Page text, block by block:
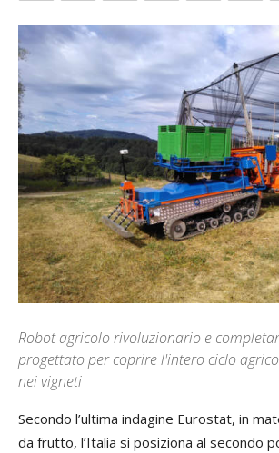
Robot agricolo rivoluzionario e
progettato per coprire l'intero ciclo
nei vigneti
Secondo l’ultima indagine Eurostat, in
da frutto, l’Italia si posiziona al secondo